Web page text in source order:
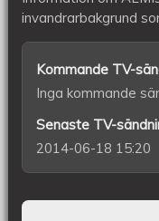
invandrarbakgrund
Kommande TV-
Inga kommande
Senaste TV-
2014-06-18 15:20